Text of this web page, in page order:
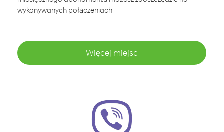
wykonywanych połączeniach
Więcej miejsc